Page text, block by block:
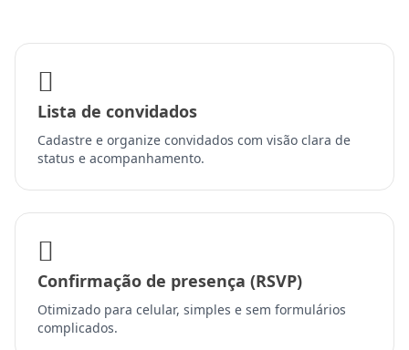
Lista de convidados
Cadastre e organize convidados com visão clara de
status e acompanhamento.
Confirmação de presença (RSVP)
Otimizado para celular, simples e sem formulários
complicados.